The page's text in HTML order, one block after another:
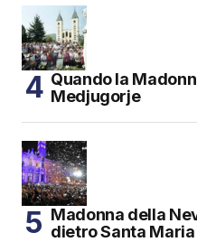
Quando la
Medjugorje
Madonna della
dietro Santa